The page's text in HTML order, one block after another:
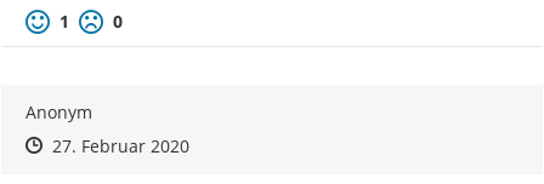
Positive Bewertung
1 Negative Bewertung
0
Anonym
Zeitpunkt des Erstellens
Zeitpunkt des Erstellens
27. Februar 2020Zur Äußerung